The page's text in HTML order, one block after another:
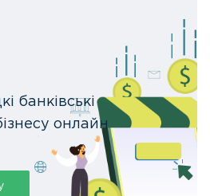
банківські
онлайн